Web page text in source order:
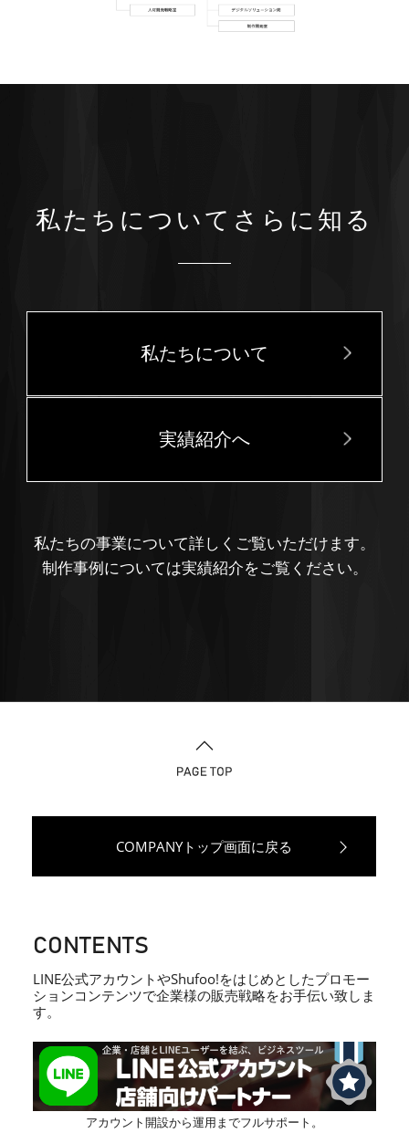
私たちについてさらに知る
私たちについて
実績紹介へ
私たちの事業について詳しくご覧いただけます。
制作事例については実績紹介をご覧ください。
COMPANYトップ画面に戻る
CONTENTS
LINE公式アカウントやShufoo!をはじめとしたプロモー
ションコンテンツで企業様の販売戦略をお手伝い致しま
す。
アカウント開設から運用までフルサポート。